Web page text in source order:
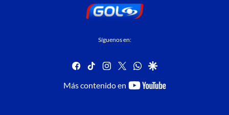
Síguenos en:
facebook
tiktok instagram
twitterwhatsapp
google
Más contenido en
youtube-